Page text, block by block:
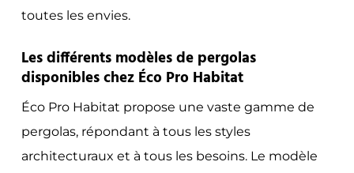
toutes les envies.
Les différents modèles de pergolas
disponibles chez Éco Pro Habitat
Éco Pro Habitat propose une vaste gamme de
pergolas, répondant à tous les styles
architecturaux et à tous les besoins. Le modèle